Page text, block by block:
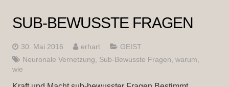
SUB-BEWUSSTE FRAGEN
30. Mai 2016 erhart
GEIST
Neuronale Vernetzung
Sub-Bewusste Fragen warum
wie